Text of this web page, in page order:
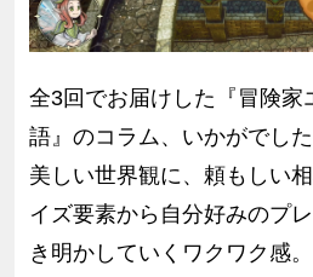
全3回でお届けした『冒険家
語』のコラム、いかがでし
美しい世界観に、頼もしい
イズ要素から自分好みのプ
き明かしていくワクワク感